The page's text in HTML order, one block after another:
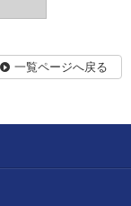
一覧ページへ戻る